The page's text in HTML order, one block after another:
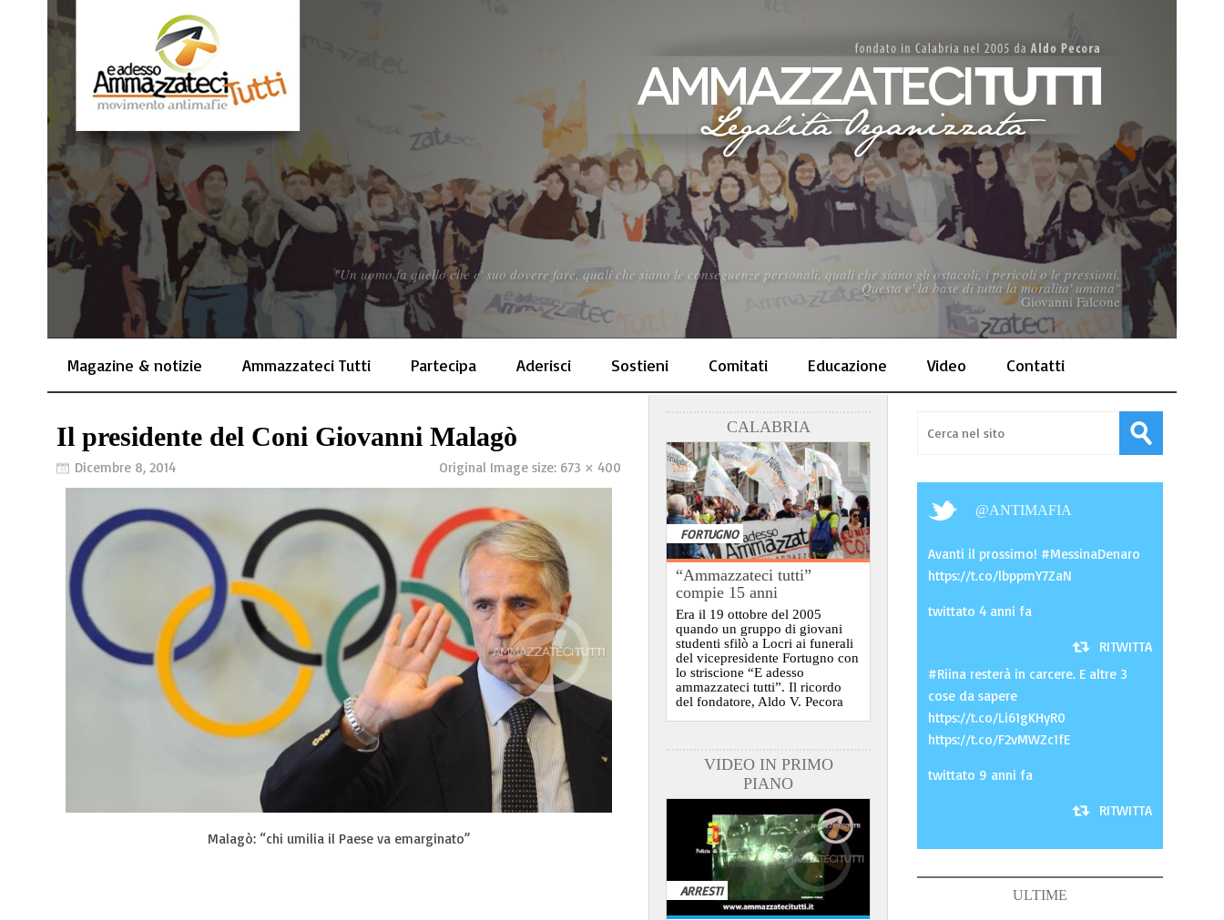
"Un uomo fa quello che e' suo dovere fare, quali che siano le conseguenze personali, quali che siano gli ostacoli, i pericoli o le pressioni.
Questa e' la base di tutta la moralita' umana"
Giovanni Falcone
Magazine & notizie Ammazzateci Tutti Partecipa Aderisci Sostieni Comitati Educazione Video Contatti
Il presidente del Coni Giovanni Malagò
Dicembre 8, 2014 Original Image size: 673 × 400
Malagò: “chi umilia il Paese va emarginato”
CALABRIA
FORTUGNO
“Ammazzateci tutti”
compie 15 anni
Era il 19 ottobre del 2005
quando un gruppo di giovani
studenti sfilò a Locri ai funerali
del vicepresidente Fortugno con
lo striscione “E adesso
ammazzateci tutti”. Il ricordo
del fondatore, Aldo V. Pecora
VIDEO IN PRIMO
PIANO
ARRESTI
@ANTIMAFIA
Avanti il prossimo! #MessinaDenaro
https://t.co/lbppmY7ZaN
twittato 4 anni fa
RITWITTA
#Riina resterà in carcere. E altre 3
cose da sapere
https://t.co/Li61gKHyR0
https://t.co/F2vMWZc1fE
twittato 9 anni fa
RITWITTA
ULTIME